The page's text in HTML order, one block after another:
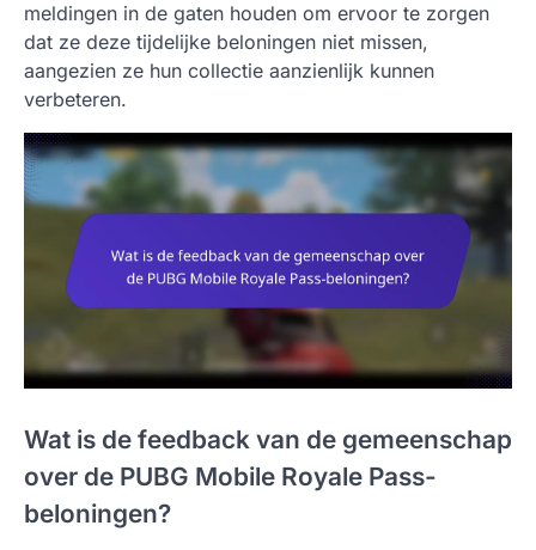
meldingen in de gaten houden om ervoor te zorgen
dat ze deze tijdelijke beloningen niet missen,
aangezien ze hun collectie aanzienlijk kunnen
verbeteren.
Wat is de feedback van de gemeenschap
over de PUBG Mobile Royale Pass-
beloningen?